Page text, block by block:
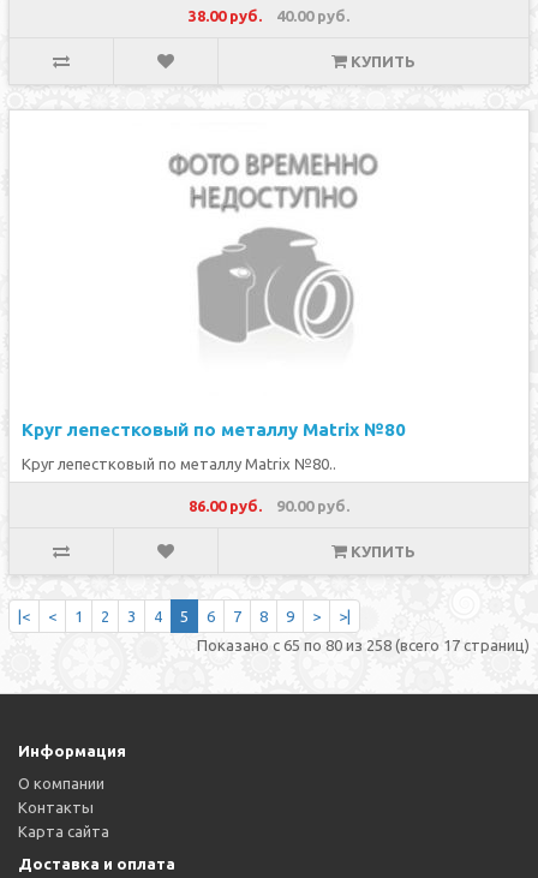
38.00 руб. 40.00 руб.
КУПИТЬ
Круг лепестковый по металлу Matrix №80
Круг лепестковый по металлу Matrix №80..
86.00 руб. 90.00 руб.
КУПИТЬ
|< < 1 2 3 4 5 6 7 8 9 >
>|
Показано с 65 по 80 из 258 (всего 17 страниц)
Информация
О компании
Контакты
Карта сайта
Доставка и оплата